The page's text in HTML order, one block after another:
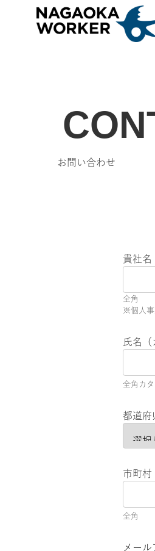
お問い合わせ
貴社名
全角
※個人事
氏名（
全角カ
都道府
市町村
全角
メール